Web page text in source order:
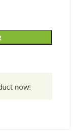
now!